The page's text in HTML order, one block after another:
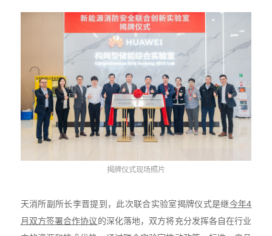
揭牌仪式现场照片
天消所副所长李晋提到，此次联合实验室揭牌仪式是继今年4
月双方签署合作协议的深化落地，双方将充分发挥各自在行业